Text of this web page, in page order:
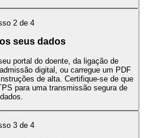
2 de 4
seus dados
portal do doente, da ligação de
digital, ou carregue um PDF
de alta. Certifique-se de que
para uma transmissão segura de
dados.
3 de 4